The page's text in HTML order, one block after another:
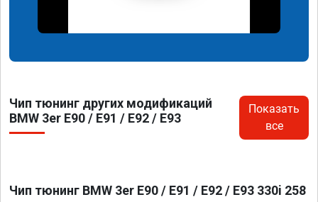
Чип тюнинг других модификаций
BMW 3er E90 / E91 / E92 / E93
Показать
все
Чип тюнинг BMW 3er E90 / E91 / E92 / E93 330i 258